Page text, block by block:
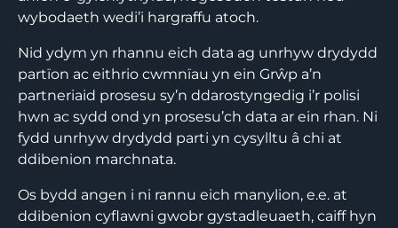
wybodaeth wedi’i hargraffu atoch.
Nid ydym yn rhannu eich data ag unrhyw drydydd
partïon ac eithrio cwmnïau yn ein Grŵp a’n
partneriaid prosesu sy’n ddarostyngedig i’r polisi
hwn ac sydd ond yn prosesu’ch data ar ein rhan. Ni
fydd unrhyw drydydd parti yn cysylltu â chi at
ddibenion marchnata.
Os bydd angen i ni rannu eich manylion, e.e. at
ddibenion cyflawni gwobr gystadleuaeth, caiff hyn